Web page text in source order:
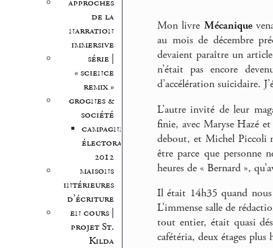
approches
de la
narration
immersive
série |
« science
remix »
grognes &
société
campagne
électorale
2012
maisons
intérieures
d’écriture
en cours |
projet St.
Kilda
Mon livre Mécanique
au mois de décembre
devaient paraître un
n’était pas encore
d’accélération suicidaire.
L’autre invité de leur
finie, avec Maryse Hazé
debout, et Michel Piccoli
être parce que personne
heures de « Bernard »,
Il était 14h35 quand nous
L’immense salle de
tout entier, était quasi
cafétéria, deux étages plus